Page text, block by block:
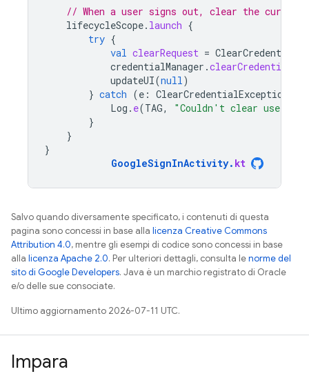
// When a user signs out, clear the
lifecycleScope. launch {
try {
val clearRequest =
credentialManager .
updateUI(null)
} catch (e : ClearCredentialException
Log . e(TAG,
"Couldn't clear user
}
}
}
GoogleSignInActivity. kt
Salvo quando diversamente specificato, i contenuti di questa
pagina sono concessi in base alla licenza Creative Commons
Attribution 4.0, mentre gli esempi di codice sono concessi in base
alla licenza Apache 2.0. Per ulteriori dettagli, consulta lenorme del
sito di Google Developers. Java è un marchio registrato di Oracle
e/o delle sue consociate.
Ultimo aggiornamento 2026-07-11 UTC.
Impara